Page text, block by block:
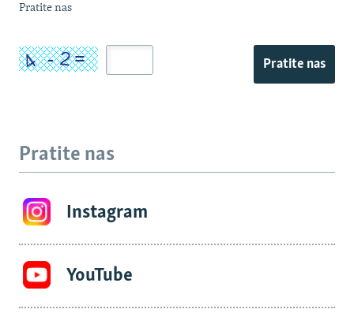
Pratite nas
Pratite nas
Pratite nas
Instagram
YouTube